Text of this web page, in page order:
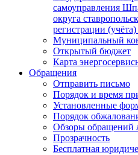
самоуправления
округа
регистрации
Муниципальный
Открытый бюджет
Карта
Обращения
Отправить письмо
Порядок и время
Установленные
Порядок
Обзоры обращений
Прозрачность
Бесплатная